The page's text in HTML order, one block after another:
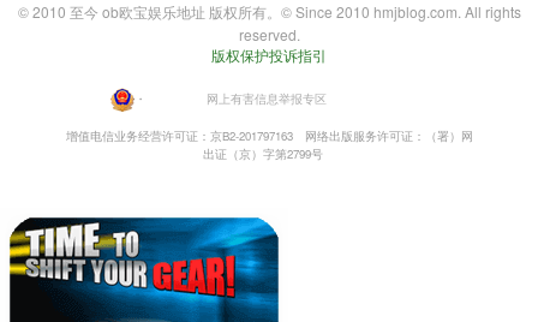
© 2010 至今 ob欧宝娱乐地址 版权所有。© Since 2010 hmjblog.com. All rights
reserved.
版权保护投诉指引
・ 网上有害信息举报专区
增值电信业务经营许可证：京B2-201797163
网络出版服务许可证：（署）网
出证（京）字第2799号